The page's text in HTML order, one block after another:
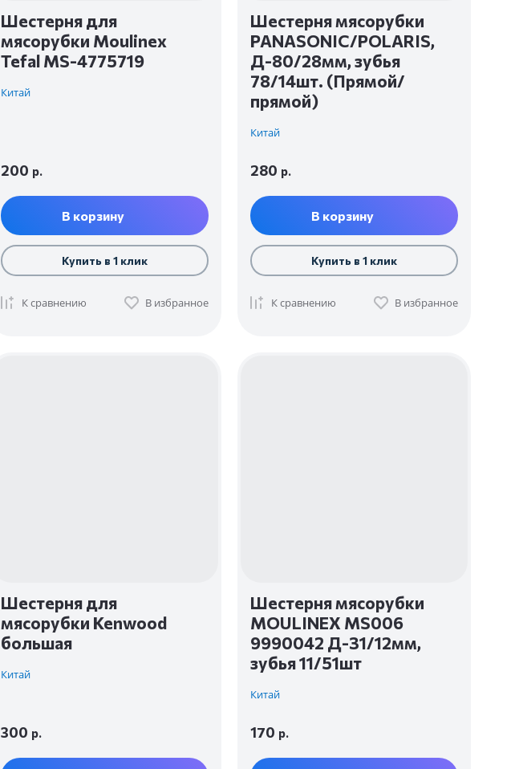
Шестерня для
мясорубки Moulinex
Tefal MS-4775719
Китай
200 р.
В корзину
Купить в 1 клик
К сравнению В избранное
Шестерня мясорубки
PANASONIC/POLARIS,
Д-80/28мм, зубья
78/14шт. (Прямой/
прямой)
Китай
280 р.
В корзину
Купить в 1 клик
К сравнению В избранное
Шестерня для
мясорубки Kenwood
большая
Китай
300 р.
Шестерня мясорубки
MOULINEX MS006
9990042 Д-31/12мм,
зубья 11/51шт
Китай
170 р.